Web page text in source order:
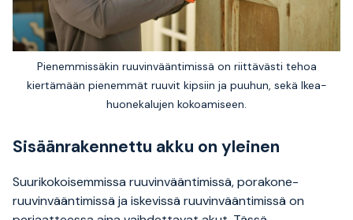
Pienemmissäkin ruuvinvääntimissä on riittävästi tehoa
kiertämään pienemmät ruuvit kipsiin ja puuhun, sekä Ikea-
huonekalujen kokoamiseen.
Sisäänrakennettu akku on yleinen
Suurikokoisemmissa ruuvinvääntimissä, porakone-
ruuvinvääntimissä ja iskevissä ruuvinvääntimissä on